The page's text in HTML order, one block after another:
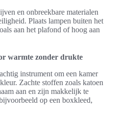
en onbreekbare materialen
Plaats lampen buiten het
aan het plafond of hoog aan
warmte zonder drukte
instrument om een kamer
Zachte stoffen zoals katoen
aan en zijn makkelijk te
op een boxkleed,